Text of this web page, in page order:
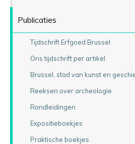
Publicaties
Tijdschrift Erfgoed Brussel
Ons tijdschrift per artikel
Brussel, stad van kunst en
Reeksen over archeologie
Rondleidingen
Expositieboekjes
Praktische boekjes